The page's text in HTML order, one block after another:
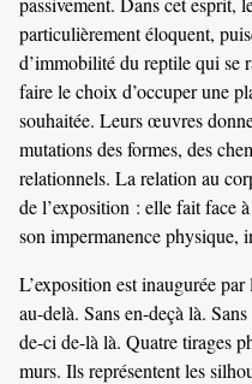
particulièrement éloquent,
d’immobilité du reptile qui se
faire le choix d’occuper une
souhaitée. Leurs œuvres
mutations des formes, des
relationnels. La relation au
de l’exposition : elle fait face
son impermanence physique,
L’exposition est inaugurée
au-delà. Sans en-deçà là.
de-ci de-là là. Quatre tirages
murs. Ils représentent les